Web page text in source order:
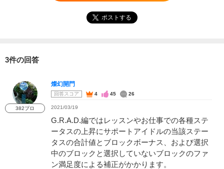
ポストする
3件の回答
382プロ
燦幻開門
回答スコア 4 45 26
2021/03/19
G.R.A.D.編ではレッスンやお仕事での各種ステ
ータスの上昇にサポートアイドルの当該ステー
タスの合計値とブロックボーナス、および選択
中のブロックと選択していないブロックのファ
ン満足度による補正がかかります。